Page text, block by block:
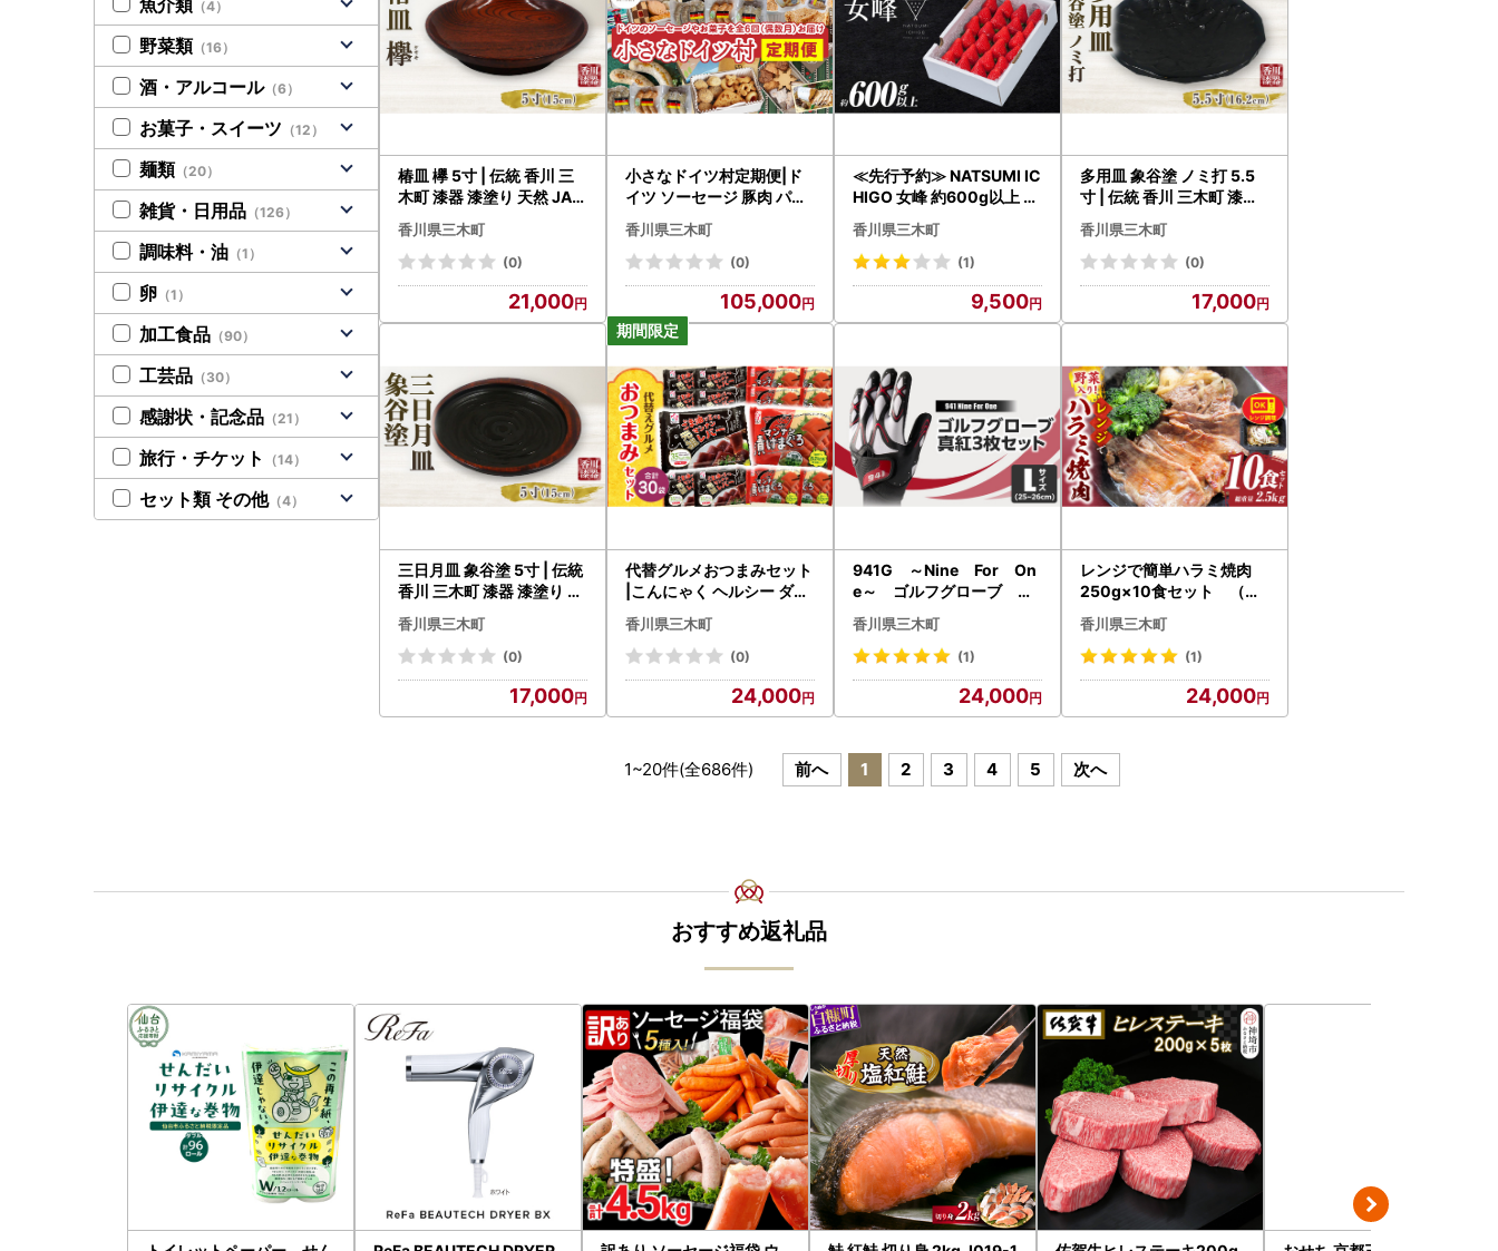
椿皿 欅 5寸 | 伝統 香川 三
木町 漆器 漆塗り 天然 JAP
AN YAMATOMI |_mk034
-014
香川県三木町
(0)
21,000
小さなドイツ村定期便|ド
イツ ソーセージ 豚肉 パテ
クッキー プレッツェル シ
ュトレン 三木町 香川県 お
菓子 送料無料|_mk003-t
001
香川県三木町
(0)
105,000
≪先行予約≫ NATSUMI IC
HIGO 女峰 約600g以上 （
2027年1月～6月配送） い
ちご フルーツ 果物 _mk06
0-002
香川県三木町
(1)
9,500
多用皿 象谷塗 ノミ打 5.5
寸 | 伝統 香川 三木町 漆器
漆塗り 天然 JAPAN YAMA
TOMI |_mk034-012
香川県三木町
(0)
17,000
三日月皿 象谷塗 5寸 | 伝統
香川 三木町 漆器 漆塗り 天
然 JAPAN YAMATOMI |_
mk034-013
香川県三木町
(0)
17,000
代替グルメおつまみセット
|こんにゃく ヘルシー ダイ
エット 健康 食事 低カロリ
ー 満足 時短グルメ おつま
み|_mk014-003
香川県三木町
(0)
24,000
941G ～Nine For On
e～ ゴルフグローブ 真
紅3枚セットL(25～26cm)
|ゴルフ ゴルフグッズ ゴル
フ用品 スポーツ ギフト 職
人 手作り 香川県 グリップ
すすめ|_mk020-184
香川県三木町
(1)
24,000
レンジで簡単ハラミ焼肉
250g×10食セット （総
重量2.5kg）野菜入り| 牛
肉 焼肉 野菜 ブロッコリー
玉ねぎ 柔らかい 味付き や
きにく ハラミ 冷凍 香川県
三木町 国産 おすすめ |_mk
146-238
香川県三木町
(1)
24,000
1~20件(全686件) 前へ 1 2 3 4 5 次へ
（4）
野菜類 （16）
酒・アルコール（6）
お菓子・スイーツ （12）
麺類 （20）
雑貨・日用品 （126）
調味料・油 （1）
卵 （1）
加工食品 （90）
工芸品 （30）
感謝状・記念品 （21）
旅行・チケット （14）
セット類 その他（4）
おすすめ返礼品